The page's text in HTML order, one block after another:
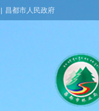
| 昌都市人民政府